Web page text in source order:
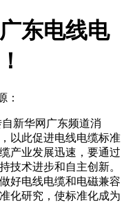
东电线电
：
新华网广东频道消
以此促进电线电缆标准
产业发展迅速，要通过
技术进步和自主创新。
好电线电缆和电磁兼容
化研究，使标准化成为